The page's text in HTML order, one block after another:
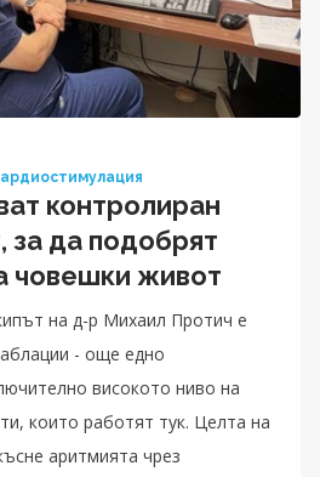
контролиран
за да подобрят
човешки живот
на д-р Михаил Протич е
- още едно
високото ниво на
които работят тук. Целта на
аритмията чрез